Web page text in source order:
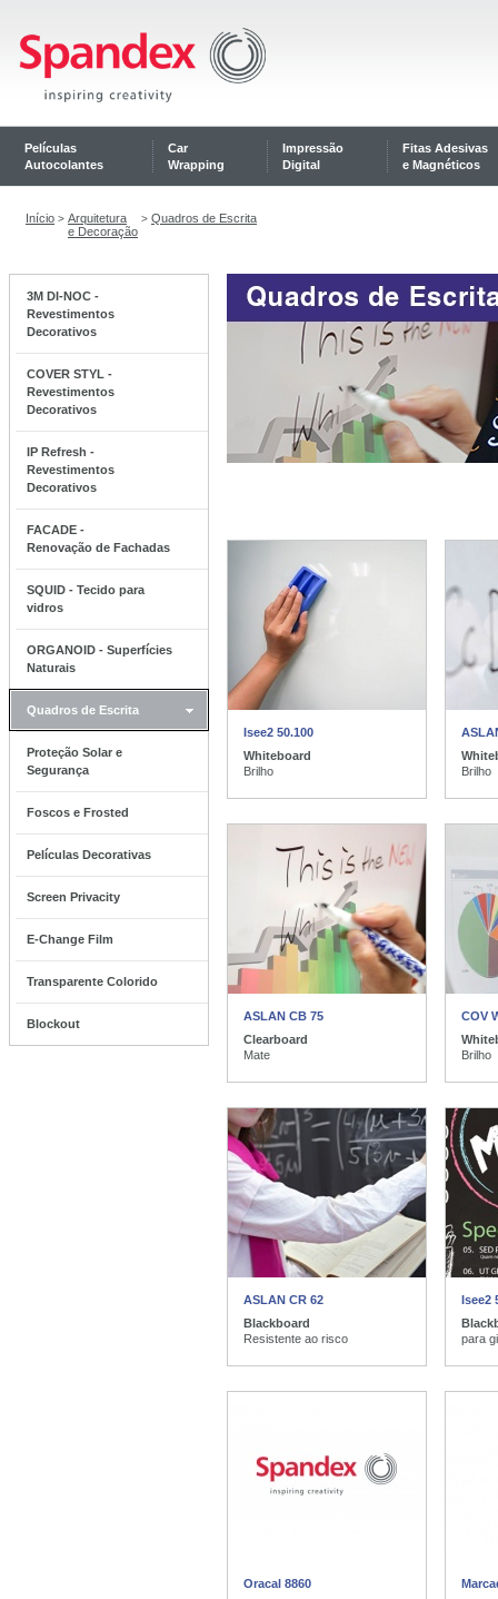
Películas
Autocolantes
Car
Wrapping
Impressão
Digital
Fitas Adesivas
e Magnéticos
Início > Arquitetura
e Decoração
> Quadros de Escrita
3M DI-NOC -
Revestimentos
Decorativos
COVER STYL -
Revestimentos
Decorativos
IP Refresh -
Revestimentos
Decorativos
FACADE -
Renovação de Fachadas
SQUID - Tecido para
vidros
ORGANOID - Superfícies
Naturais
Quadros de Escrita
Proteção Solar e
Segurança
Foscos e Frosted
Películas Decorativas
Screen Privacity
E-Change Film
Transparente Colorido
Blockout
Isee2 50.100
Whiteboard
Brilho
Brilho
ASLAN CB 75
Clearboard
Mate
COV
Brilho
ASLAN CR 62
Blackboard
Resistente ao risco
Isee2
para
Oracal 8860